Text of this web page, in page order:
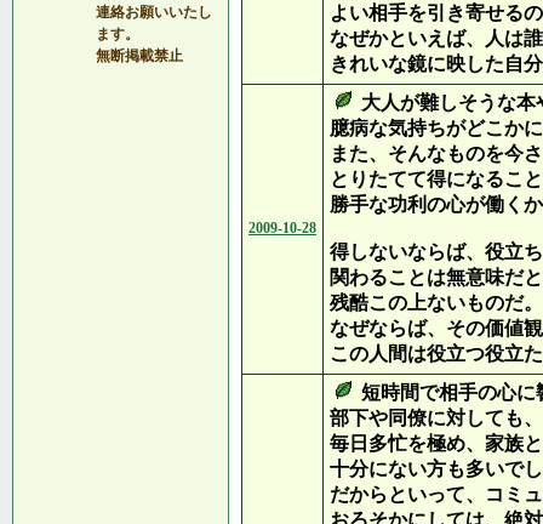
連絡お願いいたし
ます。
無断掲載禁止
よい相手を引き寄せる
なぜかといえば、人は
きれいな鏡に映した自
2009-10-28
大人が難しそうな
臆病な気持ちがどこか
また、そんなものを今
とりたてて得になるこ
勝手な功利の心が働く
得しないならば、役立
関わることは無意味だ
残酷この上ないものだ。
なぜならば、その価値
この人間は役立つ役立
短時間で相手の心に
部下や同僚に対しても
毎日多忙を極め、家族
十分にない方も多いで
だからといって、コミ
おろそかにしては、絶